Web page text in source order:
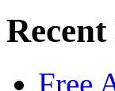
Recent
Free